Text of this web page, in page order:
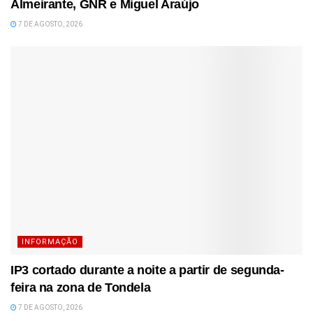
Almeirante, GNR e Miguel Araújo
7 DE AGOSTO, 2026
INFORMAÇÃO
IP3 cortado durante a noite a partir de segunda-
feira na zona de Tondela
7 DE AGOSTO, 2026